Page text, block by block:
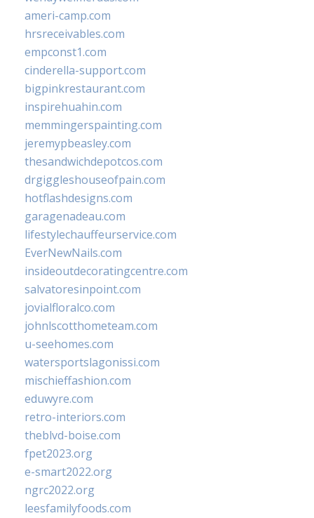
ameri-camp.com
hrsreceivables.com
empconst1.com
cinderella-support.com
bigpinkrestaurant.com
inspirehuahin.com
memmingerspainting.com
jeremypbeasley.com
thesandwichdepotcos.com
drgiggleshouseofpain.com
hotflashdesigns.com
garagenadeau.com
lifestylechauffeurservice.com
EverNewNails.com
insideoutdecoratingcentre.com
salvatoresinpoint.com
jovialfloralco.com
johnlscotthometeam.com
u-seehomes.com
watersportslagonissi.com
mischieffashion.com
eduwyre.com
retro-interiors.com
theblvd-boise.com
fpet2023.org
e-smart2022.org
ngrc2022.org
leesfamilyfoods.com